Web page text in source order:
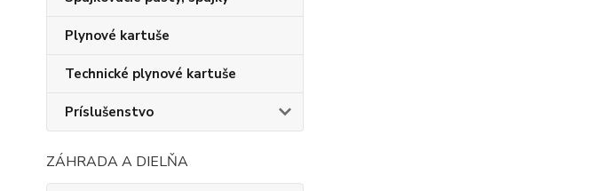
Plynové kartuše
Technické plynové kartuše
Príslušenstvo
ZÁHRADA A DIELŇA